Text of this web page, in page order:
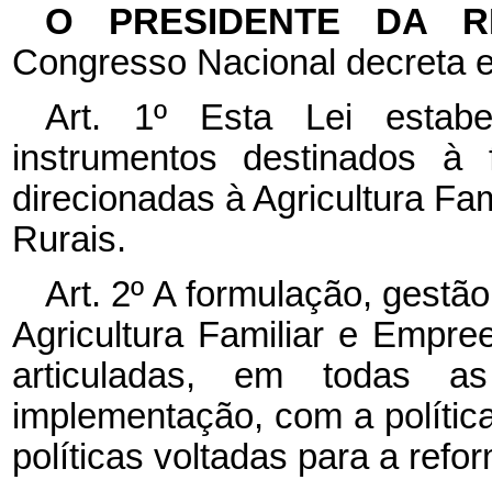
O PRESIDENTE DA
Congresso Nacional decreta
Art. 1º Esta Lei
instrumentos destinados
direcionadas à Agricultura
Rurais.
Art. 2º A formulação,
Agricultura Familiar e
articuladas, em todas
implementação, com a
políticas voltadas para a